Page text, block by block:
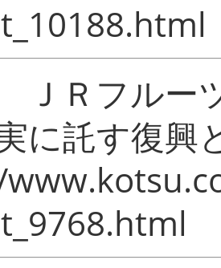
Ｒフルー
に託す復興